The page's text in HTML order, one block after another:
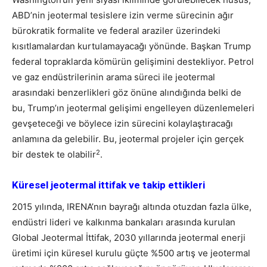
ABD’nin jeotermal tesislere izin verme sürecinin ağır
bürokratik formalite ve federal araziler üzerindeki
kısıtlamalardan kurtulamayacağı yönünde. Başkan Trump
federal topraklarda kömürün gelişimini destekliyor. Petrol
ve gaz endüstrilerinin arama süreci ile jeotermal
arasındaki benzerlikleri göz önüne alındığında belki de
bu, Trump’ın jeotermal gelişimi engelleyen düzenlemeleri
gevşeteceği ve böylece izin sürecini kolaylaştıracağı
anlamına da gelebilir. Bu, jeotermal projeler için gerçek
bir destek te olabilir2.
Küresel jeotermal ittifak ve takip ettikleri
2015 yılında, IRENA’nın bayrağı altında otuzdan fazla ülke,
endüstri lideri ve kalkınma bankaları arasında kurulan
Global Jeotermal İttifak, 2030 yıllarında jeotermal enerji
üretimi için küresel kurulu güçte %500 artış ve jeotermal